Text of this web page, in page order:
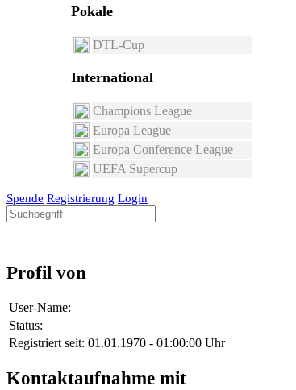
Pokale
DTL-Cup
International
Champions League
Europa League
Europa Conference League
UEFA Supercup
Spende Registrierung Login
Profil von
User-Name:
Status:
Registriert seit: 01.01.1970 - 01:00:00 Uhr
Kontaktaufnahme mit